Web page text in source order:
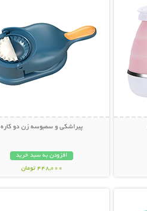
پیراشکی و سمبوسه زن دو کاره
افزودن به سبد خرید
448,000 تومان